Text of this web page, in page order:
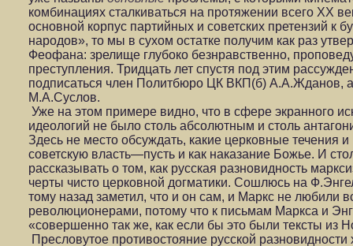
комбинациях сталкиваться на протяжении всего ХХ
основной корпус партийных и советских претензий к
народов», то мы в сухом остатке получим как раз
Феофана: зрелище глубоко безнравственно,
преступления. Тридцать лет спустя под этим
подписаться член Политбюро ЦК ВКП(б) А.А.Жданов, а
М.А.Суслов.
Уже на этом примере видно, что в сфере экранного
идеологий не было столь абсолютным и столь
Здесь не место обсуждать, какие церковные течения
советскую власть—пусть и как наказание Божье. И
рассказывать о том, как русская разновидность
черты чисто церковной догматики. Сошлюсь на
тому назад заметил, что и он сам, и Маркс не любили
революционерами, потому что к письмам Маркса и
«совершенно так же, как если бы это были тексты из
Пресловутое противостояние русской разновидности